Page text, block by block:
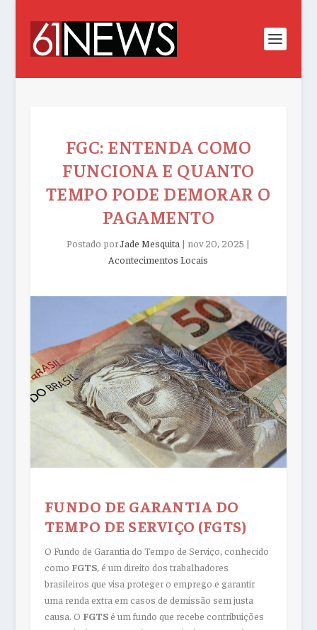
FGC: ENTENDA COMO
FUNCIONA E QUANTO
TEMPO PODE DEMORAR O
PAGAMENTO
Postado porJade Mesquita |nov 20, 2025 |
Acontecimentos Locais
FUNDO DE GARANTIA DO
TEMPO DE SERVIÇO (FGTS)
O Fundo de Garantia do Tempo de Serviço, conhecido
como FGTS, é um direito dos trabalhadores
brasileiros que visa proteger o emprego e garantir
uma renda extra em casos de demissão sem justa
causa. O FGTSé um fundo que recebe contribuições